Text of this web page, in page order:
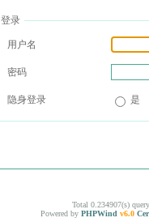
登录
用户名
密码
隐身登录 是
Total 0.234907(s)
Powered by PHPWind v6.0